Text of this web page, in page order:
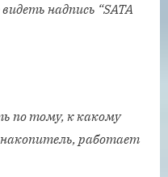
надпись “SATA
по тому, к какому
работает